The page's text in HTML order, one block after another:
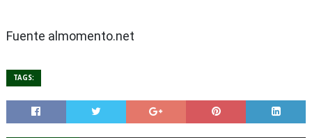
Fuente almomento.net
TAGS: